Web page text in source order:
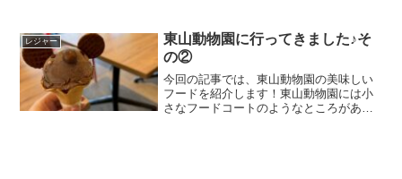
ょっとした買い物と、フードも楽しんで
きました！店内をぶ...
レジャー
東山動物園に行ってきました♪そ
の②
今回の記事では、東山動物園の美味しい
フードを紹介します！東山動物園には小
さなフードコートのようなところがある